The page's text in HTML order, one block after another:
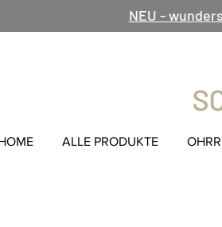
NEU -
ALLE PRODUKTE